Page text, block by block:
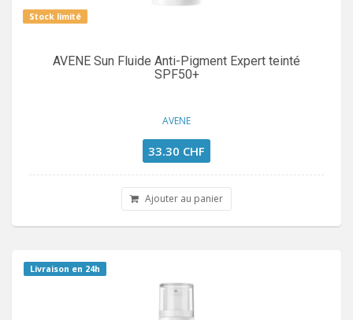
Stock limité
AVENE Sun Fluide Anti-Pigment Expert teinté
SPF50+
AVENE
33.30 CHF
Ajouter au panier
Livraison en 24h